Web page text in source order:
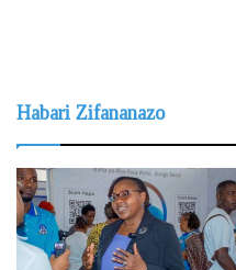
Habari Zifananazo